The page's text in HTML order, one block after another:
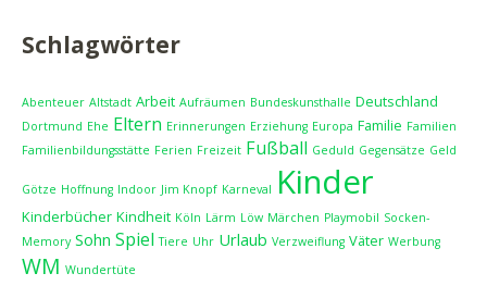
Schlagwörter
Abenteuer Altstadt Arbeit Aufräumen Bundeskunsthalle Deutschland
Dortmund Ehe Eltern Erinnerungen Erziehung Europa Familie Familien
Familienbildungsstätte Ferien Freizeit Fußball Geduld Gegensätze Geld
Götze Hoffnung Indoor Jim Knopf Karneval Kinder
Kinderbücher Kindheit Köln Lärm Löw Märchen Playmobil Socken-
Memory Sohn Spiel Tiere Uhr Urlaub Verzweiflung Väter Werbung
WM Wundertüte